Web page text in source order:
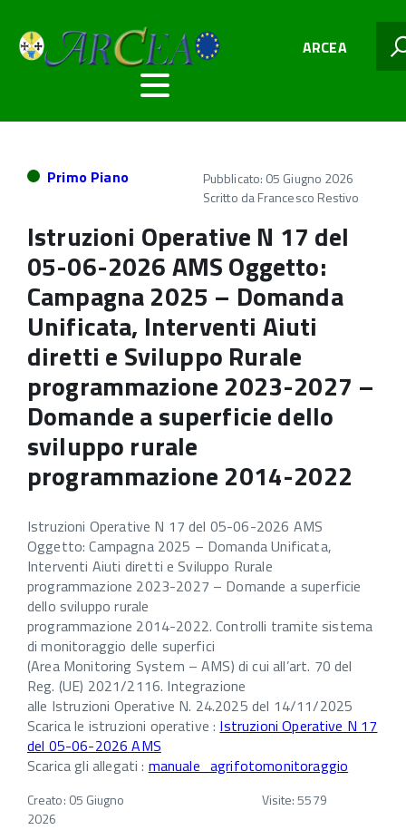
ARCEA
Primo Piano
Pubblicato: 05 Giugno 2026
Scritto daFrancesco Restivo
Istruzioni Operative N 17 del
05-06-2026 AMS Oggetto:
Campagna 2025 – Domanda
Unificata, Interventi Aiuti
diretti e Sviluppo Rurale
programmazione 2023-2027 –
Domande a superficie dello
sviluppo rurale
programmazione 2014-2022
Istruzioni Operative N 17 del 05-06-2026 AMS
Oggetto: Campagna 2025 – Domanda Unificata,
Interventi Aiuti diretti e Sviluppo Rurale
programmazione 2023-2027 – Domande a superficie
dello sviluppo rurale
programmazione 2014-2022. Controlli tramite sistema
di monitoraggio delle superfici
(Area Monitoring System – AMS) di cui all’art. 70 del
Reg. (UE) 2021/2116. Integrazione
alle Istruzioni Operative N. 24.2025 del 14/11/2025
Scarica le istruzioni operative : Istruzioni Operative N 17
del 05-06-2026 AMS
Scarica gli allegati : manuale_agrifotomonitoraggio
Creato: 05 Giugno
2026
Visite: 5579